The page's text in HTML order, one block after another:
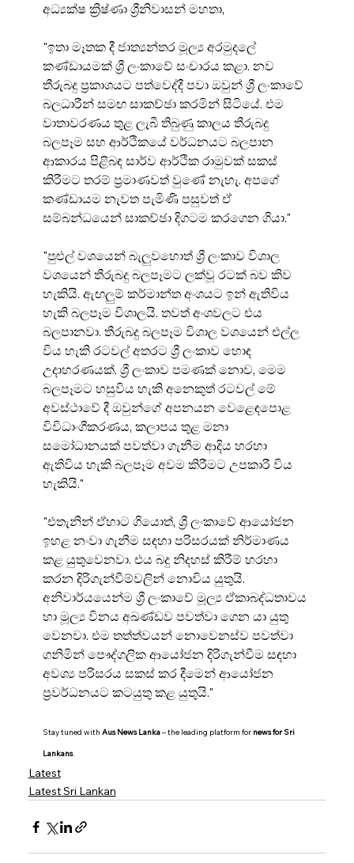
අධ්‍යක්ෂ ක්‍රිෂ්ණා ශ්‍රීනිවාසන් මහතා,
"ඉතා මෑතක දී ජාත්‍යන්තර මූල්‍ය අරමුදලේ
කණ්ඩායමක් ශ්‍රී ලංකාවේ සංචාරය කළා. නව
තීරුබදු ප්‍රකාශයට පත්වෙද්දී පවා ඔවුන් ශ්‍රී ලංකාවේ
බලධාරීන් සමඟ සාකච්ඡා කරමින් සිටියේ. එම
වාතාවරණය තුළ ලැබී තිබුණු කාලය තීරුබදු
බලපෑම සහ ආර්ථිකයේ වර්ධනයට බලපාන
ආකාරය පිළිබඳ සාර්ව ආර්ථික රාමුවක් සකස්
කිරීමට තරම් ප්‍රමාණවත් වුණේ නැහැ. අපගේ
කණ්ඩායම නැවත පැමිණි පසුවත් ඒ
සම්බන්ධයෙන් සාකච්ඡා දිගටම කරගෙන ගියා."
"පුළුල් වශයෙන් බැලුවහොත් ශ්‍රී ලංකාව විශාල
වශයෙන් තීරුබදු බලපෑමට ලක්වූ රටක් බව කිව
හැකියි. ඇඟලුම් කර්මාන්ත අංශයට ඉන් ඇතිවිය
හැකි බලපෑම විශාලයි. තවත් අංශවලට එය
බලපානවා. තීරුබදු බලපෑම විශාල වශයෙන් එල්ල
විය හැකි රටවල් අතරට ශ්‍රී ලංකාව හොඳ
උදාහරණයක්. ශ්‍රී ලංකාව පමණක් නොව, මෙම
බලපෑමට හසුවිය හැකි අනෙකුත් රටවල් මේ
අවස්ථාවේ දී ඔවුන්ගේ අපනයන වෙළෙඳපොළ
විවිධාංගීකරණය, කලාපය තුළ මනා
සමෝධානයක් පවත්වා ගැනීම ආදිය හරහා
ඇතිවිය හැකි බලපෑම අවම කිරීමට උපකාරී විය
හැකියි."
"එතැනින් ඒහාට ගියොත්, ශ්‍රී ලංකාවේ ආයෝජන
ඉහළ නංවා ගැනීම සඳහා පරිසරයක් නිර්මාණය
කළ යුතුවෙනවා. එය බදු නිදහස් කිරීම් හරහා
කරන දිරිගැන්වීම්වලින් නොවිය යුතුයි.
අනිවාර්යයෙන්ම ශ්‍රී ලංකාවේ මූල්‍ය ඒකාබද්ධතාවය
හා මූල්‍ය විනය අඛණ්ඩව පවත්වා ගෙන යා යුතු
වෙනවා. එම තත්ත්වයන් නොවෙනස්ව පවත්වා
ගනිමින් පෞද්ගලික ආයෝජන දිරිගැන්වීම සඳහා
අවශ්‍ය පරිසරය සකස් කර දීමෙන් ආයෝජන
ප්‍රවර්ධනයට කටයුතු කළ යුතුයි."
Stay tuned with Aus News Lanka – the leading platform for news for Sri
Lankans.
Latest
Latest Sri Lankan